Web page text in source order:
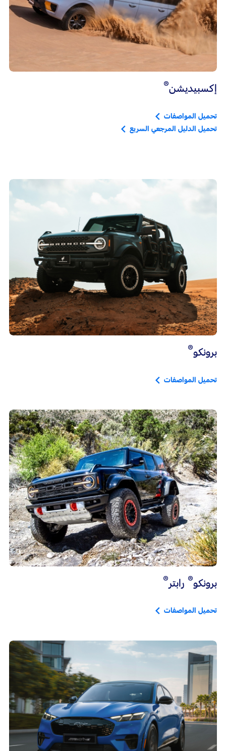
إكسبيديشن®
تحميل المواصفات
تحميل الدليل المرجعي السريع
برونكو®
تحميل المواصفات
برونكو® رابتر®
تحميل المواصفات